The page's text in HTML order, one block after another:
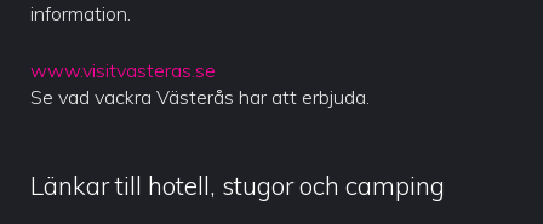
information.
www.visitvasteras.se
Se vad vackra Västerås har att erbjuda.
Länkar till hotell, stugor och camping